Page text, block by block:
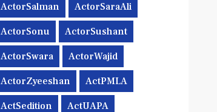
ActorSalman ActorSaraAli
ActorSonu ActorSushant
ActorSwara ActorWajid
ActorZyeeshan ActPMLA
ActSedition ActUAPA